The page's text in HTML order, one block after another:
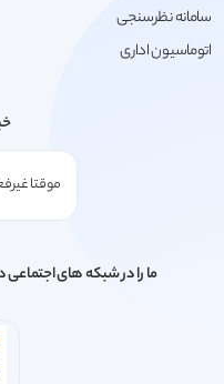
سامانه نظرسنجی
اتوماسیون اداری
ما را در شبکه های اجتماعی